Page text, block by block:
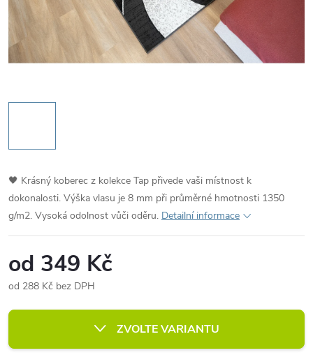
🖤 Krásný koberec z kolekce Tap přivede vaši místnost k
dokonalosti. Výška vlasu je 8 mm při průměrné hmotnosti 1350
g/m2. Vysoká odolnost vůči oděru. Detailní informace
od 349 Kč
od 288 Kč bez DPH
cena:
ZVOLTE VARIANTU